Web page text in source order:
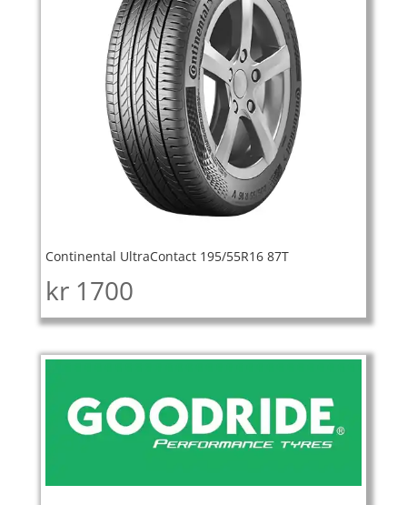
Continental UltraContact 195/55R16 87T
kr 1700